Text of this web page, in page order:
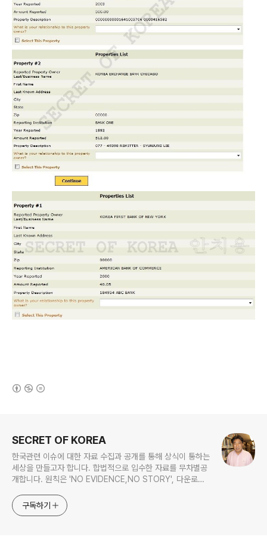
SECRET OF KOREA
한국관련 이슈에 대한 자료 수집과 공개를 통해 상식이 통하는
세상을 만들고자 합니다. 합법적으로 입수한 자료를 무차별공
개합니다. 원칙은 'NO EVIDENCE,NO STORY', 다운로드
jesim56@gmail.com, 안보일때는 구글리더나 RSS로!!
구독하기